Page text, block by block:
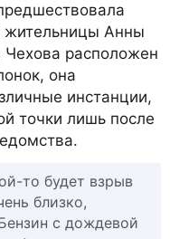
жительницы Анны
расположен
она
инстанции,
точки лишь после
то будет взрыв
близко,
с дождевой